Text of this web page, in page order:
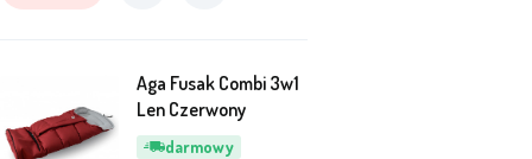
darmowy
Aga Fusak Combi 3w1
Len Czerwony